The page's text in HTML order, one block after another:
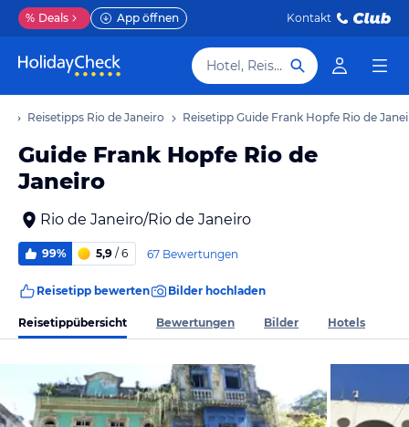
% Deals App öffnen Kontakt
Hotel, Reiseziel
Reisetipps Rio de Janeiro Reisetipp Guide Frank Hopfe Rio de
Guide Frank Hopfe Rio de
Janeiro
Rio de Janeiro/Rio de Janeiro
99% 5,9 / 6 67 Bewertungen
Reisetipp bewerten Bilder hochladen
Reisetippübersicht Bewertungen Bilder Hotels